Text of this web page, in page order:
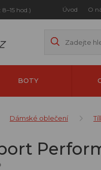
8–15 hod.) Úvod O
BOTY
Dámské oblečení